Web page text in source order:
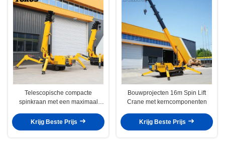
Telescopische compacte
spinkraan met een maximaal
Krijg Beste Prijs
Bouwprojecten 16m Spin Lift
Crane met kerncomponenten
Krijg Beste Prijs